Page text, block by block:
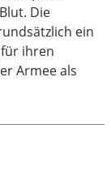
Die
ein
ihren
Armee als